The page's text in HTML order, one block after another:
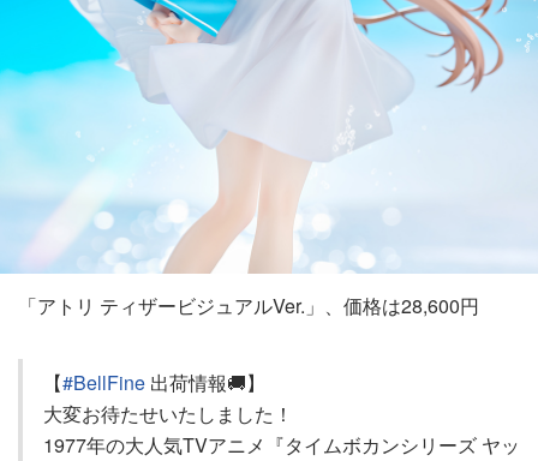
「アトリ ティザービジュアルVer.」、価格は28,600円
【#BellFine 出荷情報🚚】
大変お待たせいたしました！
1977年の大人気TVアニメ『タイムボカンシリーズ ヤッ